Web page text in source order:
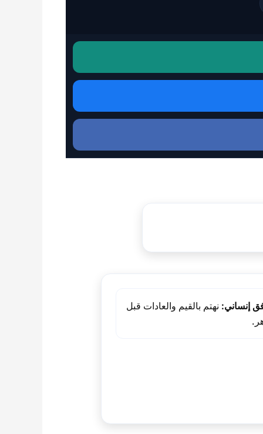
إنساني: نهتم بالقيم والعادات قبل